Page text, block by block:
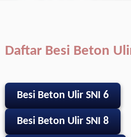
Daftar Besi Beton
Besi Beton Ulir SNI 6
Besi Beton Ulir SNI 8